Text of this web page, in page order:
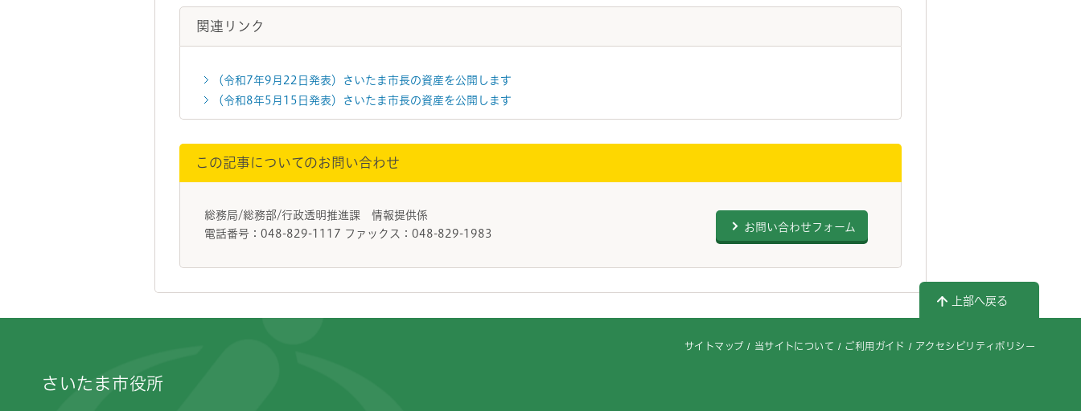
関連リンク
（令和7年9月22日発表）さいたま市長の資産を公開します
（令和8年5月15日発表）さいたま市長の資産を公開します
この記事についてのお問い合わせ
総務局/総務部/行政透明推進課 情報提供係
電話番号：048-829-1117 ファックス：048-829-1983
お問い合わせフォーム
上部へ戻る
サイトマップ 当サイトについて ご利用ガイド アクセシビリティポリシー
さいたま市役所